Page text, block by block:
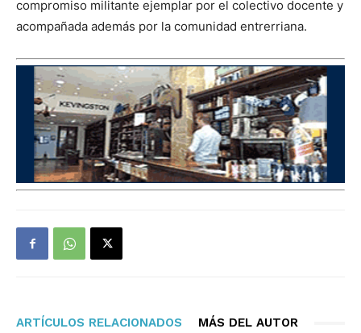
compromiso militante ejemplar por el colectivo docente y
acompañada además por la comunidad entrerriana.
ARTÍCULOS RELACIONADOS MÁS DEL AUTOR